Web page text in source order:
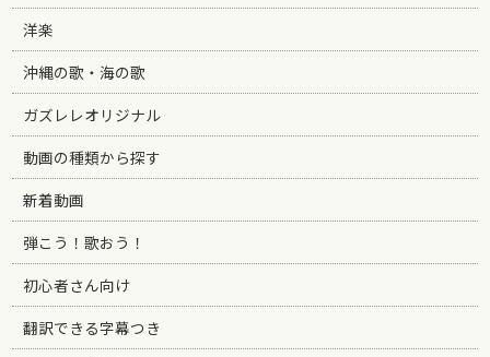
洋楽
沖縄の歌・海の歌
ガズレレオリジナル
動画の種類から探す
新着動画
弾こう！歌おう！
初心者さん向け
翻訳できる字幕つき